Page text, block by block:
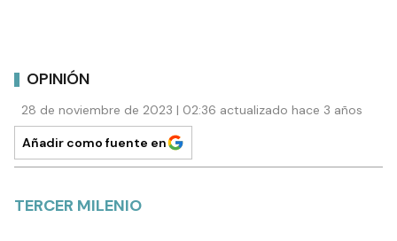
OPINIÓN
28 de noviembre de 2023 | 02:36 actualizado hace 3 años
Añadir como fuente en
TERCER MILENIO